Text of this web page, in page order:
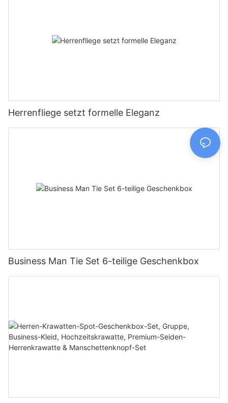
Herrenfliege setzt formelle Eleganz
Business Man Tie Set 6-teilige Geschenkbox